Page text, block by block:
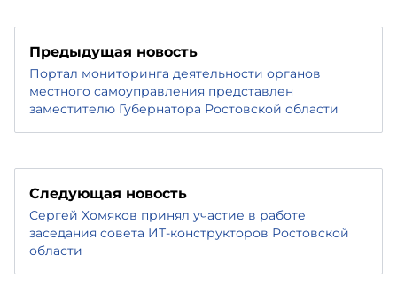
Предыдущая новость
Портал мониторинга деятельности органов
местного самоуправления представлен
заместителю Губернатора Ростовской области
Следующая новость
Сергей Хомяков принял участие в работе
заседания совета ИТ-конструкторов Ростовской
области